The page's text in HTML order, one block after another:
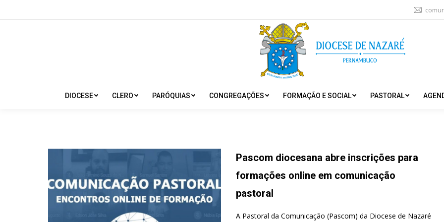
DIOCESE CLERO PARÓQUIAS CONGREGAÇÕES FORMAÇÃO E SOCIAL PASTORAL
Pascom diocesana abre inscrições para
formações online em comunicação
pastoral
A Pastoral da Comunicação (Pascom) da Diocese de Nazaré